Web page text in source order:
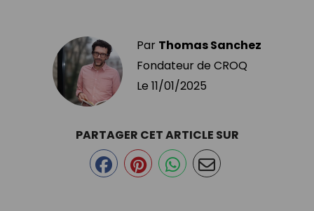
Par Thomas Sanchez
Fondateur de CROQ
Le 11/01/2025
PARTAGER CET ARTICLE SUR